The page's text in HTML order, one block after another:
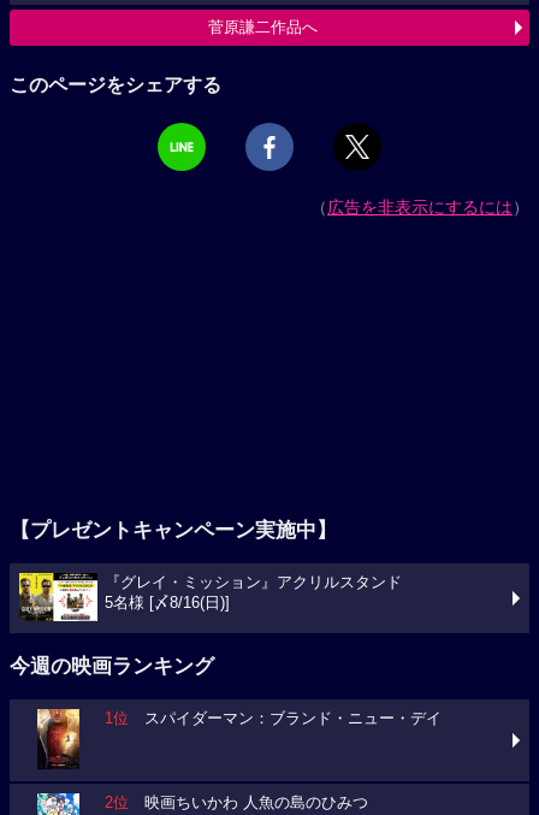
菅原謙二作品へ
このページをシェアする
（広告を非表示にするには）
【プレゼントキャンペーン実施中】
『グレイ・ミッション』アクリルスタンド
5名様 [〆8/16(日)]
今週の映画ランキング
1位 スパイダーマン：ブランド・ニュー・デイ
2位 映画ちいかわ 人魚の島のひみつ